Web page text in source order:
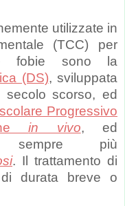
utilizzate in
(TCC) per
fobie sono la
(DS), sviluppata
scorso, ed
Progressivo
in vivo, ed
sempre più
. Il trattamento di
durata breve o